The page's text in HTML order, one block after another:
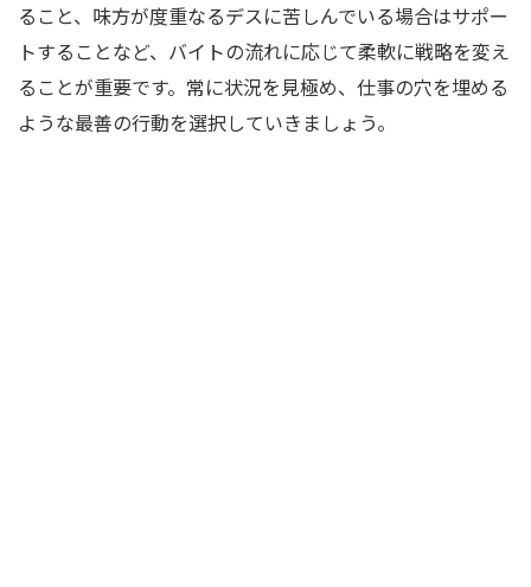
ること、味方が度重なるデスに苦しんでいる場合はサポー
トすることなど、バイトの流れに応じて柔軟に戦略を変え
ることが重要です。常に状況を見極め、仕事の穴を埋める
ような最善の行動を選択していきましょう。